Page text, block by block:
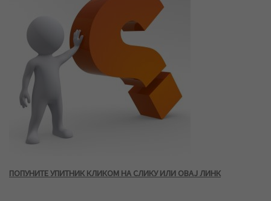
ПОПУНИТЕ УПИТНИК КЛИКОМ НА СЛИКУ ИЛИ ОВАЈ ЛИНК